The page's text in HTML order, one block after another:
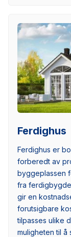
Ferdighus
Ferdighus er
forberedt av
byggeplassen
fra
gir en
forutsigbare
tilpasses ulike
muligheten til å